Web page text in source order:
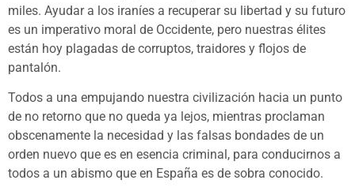
miles. Ayudar a los iraníes a recuperar su libertad y su futuro
es un imperativo moral de Occidente, pero nuestras élites
están hoy plagadas de corruptos, traidores y flojos de
pantalón.
Todos a una empujando nuestra civilización hacia un punto
de no retorno que no queda ya lejos, mientras proclaman
obscenamente la necesidad y las falsas bondades de un
orden nuevo que es en esencia criminal, para conducirnos a
todos a un abismo que en España es de sobra conocido.